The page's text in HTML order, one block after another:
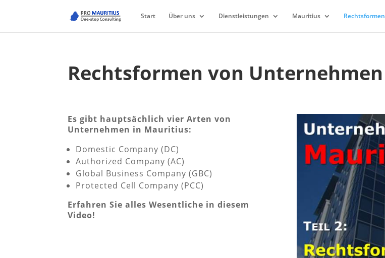
Start Über uns Dienstleistungen Mauritius Rechtsformen
Rechtsformen von Unternehmen
Es gibt hauptsächlich vier Arten von
Unternehmen in Mauritius:
Domestic Company (DC)
Authorized Company (AC)
Global Business Company (GBC)
Protected Cell Company (PCC)
Erfahren Sie alles Wesentliche in diesem
Video!